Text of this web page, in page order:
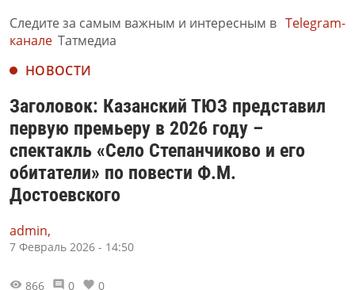
Следите за самым важным и интересным в Telegram-
канале Татмедиа
НОВОСТИ
Заголовок: Казанский ТЮЗ представил
первую премьеру в 2026 году –
спектакль «Село Степанчиково и его
обитатели» по повести Ф.М.
Достоевского
admin,
7 Февраль 2026 - 14:50
866 0 0